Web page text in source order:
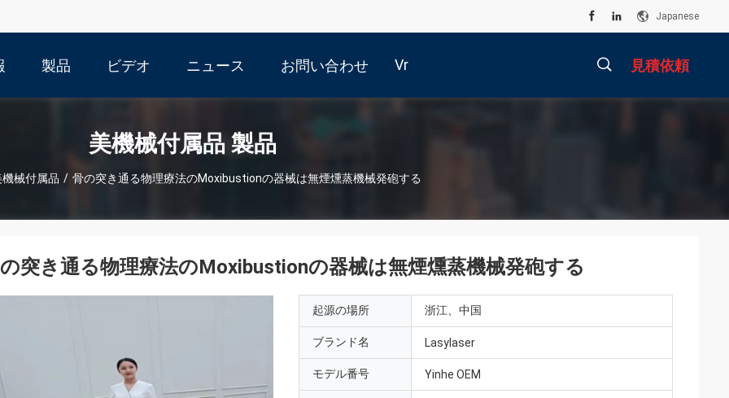
Japanese
製品 ビデオ ニュース お問い合わせ Vr 見積依頼
美機械付属品 製品
機械付属品 / 骨の突き通る物理療法のMoxibustionの器械は無煙燻蒸機械発砲する
突き通る物理療法のMoxibustionの器械は無煙燻蒸機械発砲する
起源の場所 浙江、中国
ブランド名 Lasylaser
モデル番号 Yinhe OEM